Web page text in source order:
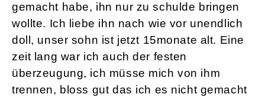
gemacht habe, ihn nur zu schulde bringen
wollte. Ich liebe ihn nach wie vor unendlich
doll, unser sohn ist jetzt 15monate alt. Eine
zeit lang war ich auch der festen
überzeugung, ich müsse mich von ihm
trennen, bloss gut das ich es nicht gemacht